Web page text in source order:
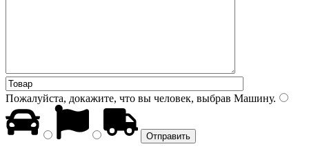
Пожалуйста, докажите, что вы человек, выбрав Машину.